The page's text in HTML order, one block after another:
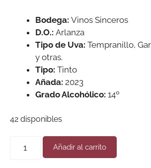
Bodega: Vinos Sinceros
D.O.: Arlanza
Tipo de Uva: Tempranillo,
y otras.
Tipo: Tinto
Añada: 2023
Grado Alcohólico: 14º
42 disponibles
Añadir al carrito